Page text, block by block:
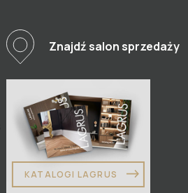
Znajdź salon sprzedaży
KATALOGI LAGRUS